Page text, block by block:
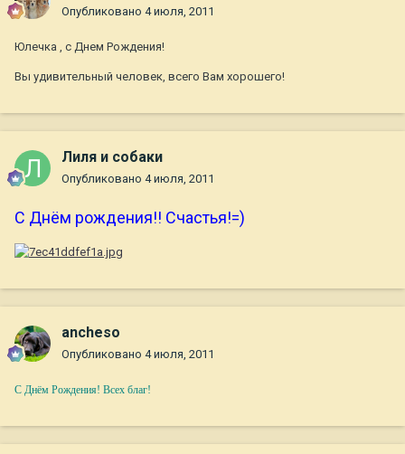
Опубликовано 4 июля, 2011
Юлечка , с Днем Рождения!
Вы удивительный человек, всего Вам хорошего!
Лиля и собаки
Опубликовано 4 июля, 2011
С Днём рождения!! Счастья!=)
ancheso
Опубликовано 4 июля, 2011
С Днём Рождения! Всех благ!